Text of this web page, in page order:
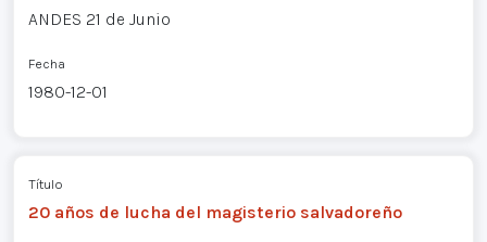
ANDES 21 de Junio
Fecha
1980-12-01
Título
20 años de lucha del magisterio salvadoreño